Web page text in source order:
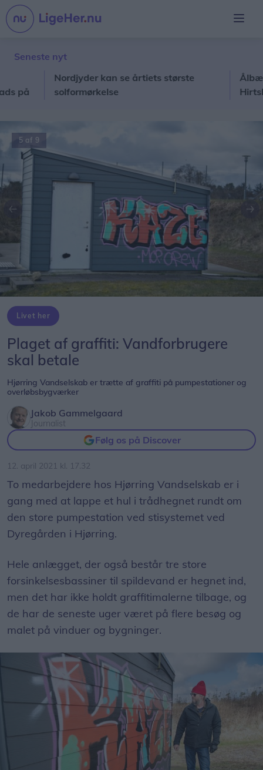
Seneste nyt
Nordjyder kan se årtiets største
solformørkelse
Ålbæk-haj
Hirtshals
5 af 9
Forrige
Livet her
Plaget af graffiti: Vandforbrugere
skal betale
Hjørring Vandselskab er trætte af graffiti på pumpestationer og
overløbsbygværker
Jakob Gammelgaard
Journalist
Følg os på Discover
12. april 2021 kl. 17.32
To medarbejdere hos Hjørring Vandselskab er i
gang med at lappe et hul i trådhegnet rundt om
den store pumpestation ved stisystemet ved
Dyregården i Hjørring.
Hele anlægget, der også består tre store
forsinkelsesbassiner til spildevand er hegnet ind,
men det har ikke holdt graffitimalerne tilbage, og
de har de seneste uger været på flere besøg og
malet på vinduer og bygninger.